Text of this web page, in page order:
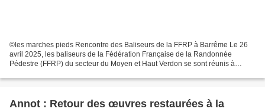
©les marches pieds Rencontre des Baliseurs de la FFRP à Barrême Le 26
avril 2025, les baliseurs de la Fédération Française de la Randonnée
Pédestre (FFRP) du secteur du Moyen et Haut Verdon se sont réunis à
Annot : Retour des œuvres restaurées à la